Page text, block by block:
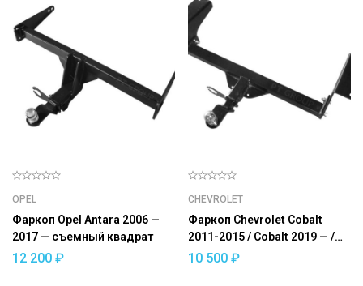
OPEL
Фаркоп Opel Antara 2006 —
2017 — съемный квадрат
12 200 ₽
CHEVROLET
Фаркоп Chevrolet Cobalt
2011-2015 / Cobalt 2019 — /
Ravon R4 2016-2020 —
10 500 ₽